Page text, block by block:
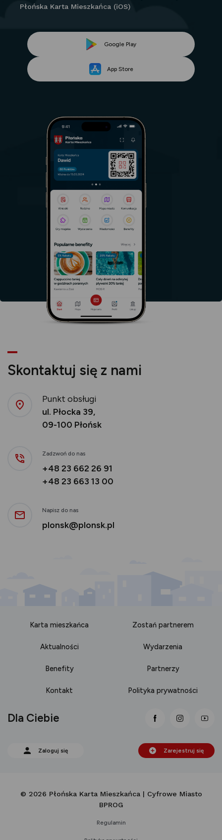
Płońska Karta Mieszkańca (iOS)
Google PlayLink
w
App StoreLink
się
w
nowej
karcie
Skontaktuj się z nami
Punkt obsługi
ul. Płocka 39,
09-100 Płońsk
Zadzwoń do nas
+48 23 662 26 91
+48 23 663 13 00
Napisz do nas
plonsk@plonsk.pl
Karta mieszkańca Zostań partnerem
Aktualności Wydarzenia
Benefity Partnerzy
Kontakt Polityka prywatności
link otwiera się
link
Dla Ciebie
Zaloguj się Zarejestruj się
© 2026 Płońska Karta Mieszkańca | Cyfrowe Miasto
BPROG
Regulamin